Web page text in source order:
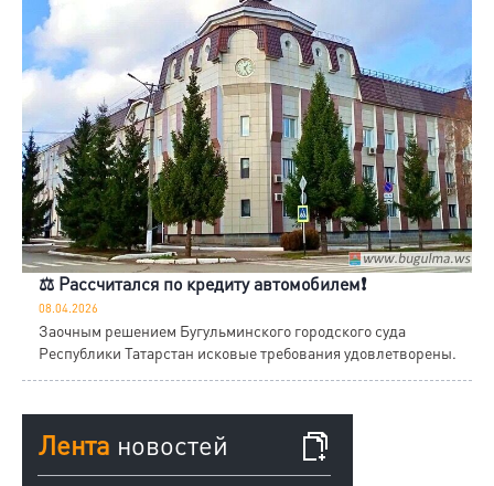
⚖️ Рассчитался по кредиту автомобилем❗
08.04.2026
Заочным решением Бугульминского городского суда
Республики Татарстан исковые требования удовлетворены.
Лента новостей